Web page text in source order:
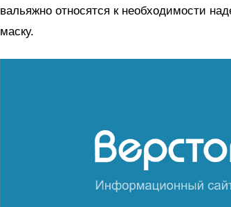
вальяжно относятся к необходимости
маску.